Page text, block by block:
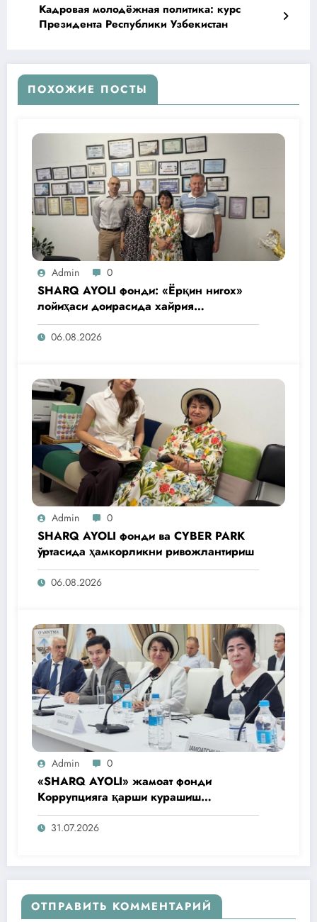
Кадровая молодёжная политика: курс
Президента Республики Узбекистан
ПОХОЖИЕ ПОСТЫ
Admin 0
SHARQ AYOLI фонди: «Ёрқин нигох»
лойиҳаси доирасида хайрия
операциялари ўтказилади
06.08.2026
Admin 0
SHARQ AYOLI фонди ва CYBER PARK
ўртасида ҳамкорликни ривожлантириш
06.08.2026
Admin 0
«SHARQ AYOLI» жамоат фонди
Коррупцияга қарши курашиш
агентлигидаги жамоат эшитувида
ташаббусларини тақдим этди
31.07.2026
ОТПРАВИТЬ КОММЕНТАРИЙ